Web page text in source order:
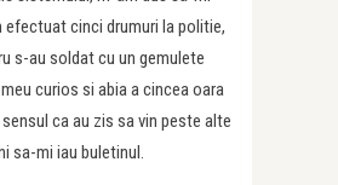
efectuat cinci drumuri la politie,
s-au soldat cu un gemulete
curios si abia a cincea oara
ca au zis sa vin peste alte
sa-mi iau buletinul.